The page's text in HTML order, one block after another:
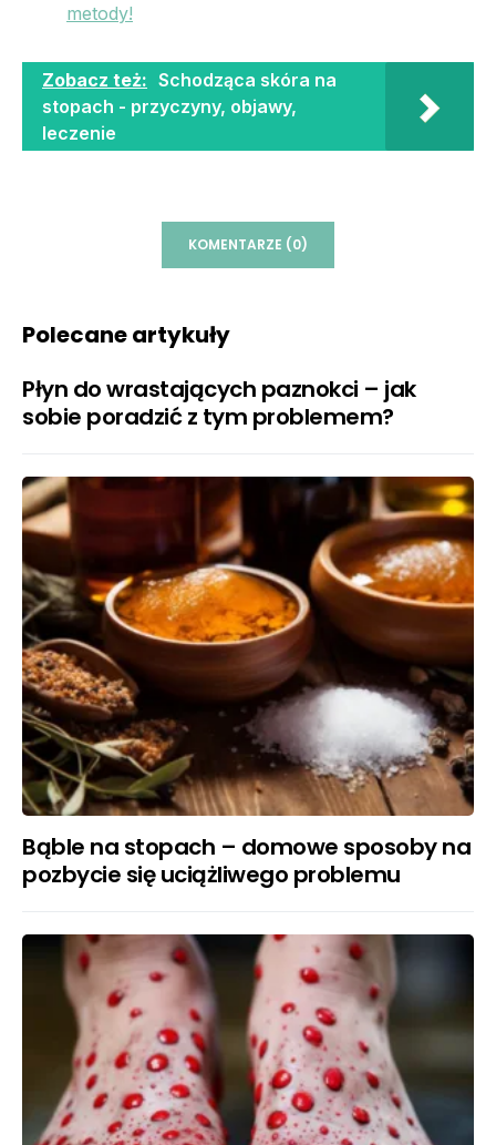
metody!
Zobacz też: Schodząca skóra na
stopach - przyczyny, objawy,
leczenie
KOMENTARZE (0)
Polecane artykuły
Płyn do wrastających paznokci – jak
sobie poradzić z tym problemem?
Bąble na stopach – domowe sposoby na
pozbycie się uciążliwego problemu